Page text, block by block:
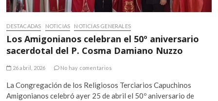
DESTACADAS NOTICIAS NOTICIAS GENERALES
Los Amigonianos celebran el 50º aniversario
sacerdotal del P. Cosma Damiano Nuzzo
26 abril, 2026 No hay comentarios
La Congregación de los Religiosos Terciarios Capuchinos
Amigonianos celebró ayer 25 de abril el 50º aniversario de